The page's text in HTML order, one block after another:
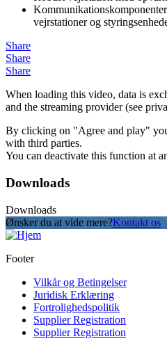
vejrstationer og
Share
Share
Share
When loading this video, data is
and the streaming provider (see
By clicking on "Agree and play"
with third parties.
You can deactivate this function at
Downloads
Downloads
Ønsker du at vide mere?Kontakt os
Footer
Vilkår og Betingelser
Juridisk Erklæring
Fortrolighedspolitik
Supplier Registration
Supplier Registration